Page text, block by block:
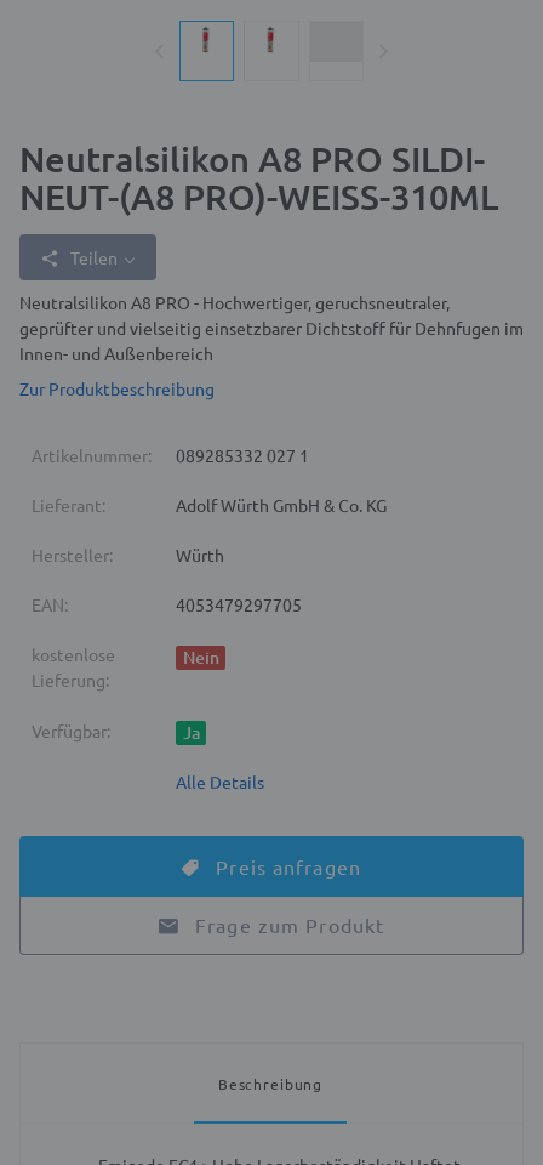
Neutralsilikon A8 PRO SILDI-
NEUT-(A8 PRO)-WEISS-310ML
Teilen
Neutralsilikon A8 PRO - Hochwertiger, geruchsneutraler,
geprüfter und vielseitig einsetzbarer Dichtstoff für Dehnfugen im
Innen- und Außenbereich
Zur Produktbeschreibung
Artikelnummer: 089285332 027 1
Lieferant: Adolf Würth GmbH & Co. KG
Hersteller: Würth
EAN: 4053479297705
kostenlose
Lieferung:
Nein
Verfügbar: Ja
Alle Details
Preis anfragen
Frage zum Produkt
Beschreibung